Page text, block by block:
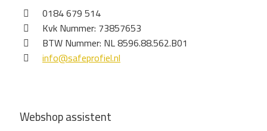
0184 679 514
Kvk Nummer: 73857653
BTW Nummer: NL 8596.88.562.B01
info@safeprofiel.nl
Webshop assistent